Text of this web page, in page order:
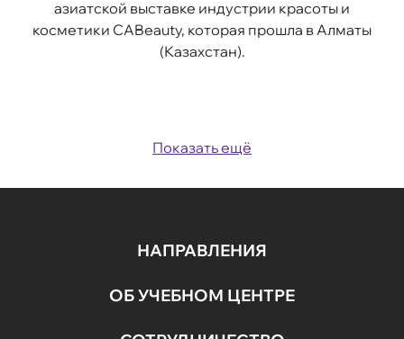
азиатской выставке индустрии красоты и
косметики CABeauty, которая прошла в Алматы
(Казахстан).
Показать ещё
НАПРАВЛЕНИЯ
ОБ УЧЕБНОМ ЦЕНТРЕ